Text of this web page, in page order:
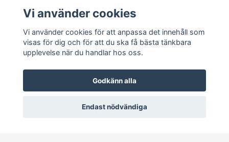
Vi använder cookies
Vi använder cookies för att anpassa det innehåll som
visas för dig och för att du ska få bästa tänkbara
upplevelse när du handlar hos oss.
Godkänn alla
Endast nödvändiga